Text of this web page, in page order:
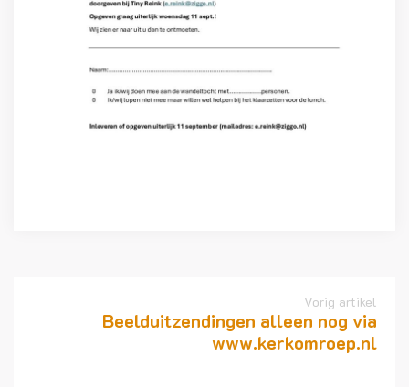
Vorig artikel
Beelduitzendingen alleen nog via
www.kerkomroep.nl